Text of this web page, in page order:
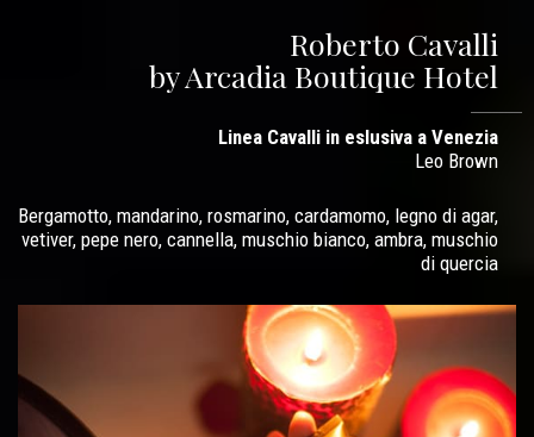
Roberto Cavalli
by Arcadia Boutique Hotel
Linea Cavalli in eslusiva a Venezia
Leo Brown
Bergamotto, mandarino, rosmarino, cardamomo, legno di agar,
vetiver, pepe nero, cannella, muschio bianco, ambra, muschio
di quercia